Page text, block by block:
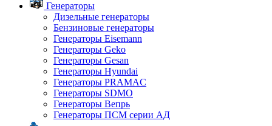
Генераторы
Дизельные генераторы
Бензиновые генераторы
Генераторы Eisemann
Генераторы Geko
Генераторы Gesan
Генераторы Hyundai
Генераторы PRAMAC
Генераторы SDMO
Генераторы Вепрь
Генераторы ПСМ серии АД